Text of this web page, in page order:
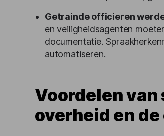
Getrainde officieren
en veiligheidsagenten
documentatie.
automatiseren.
Voordelen
overheid en